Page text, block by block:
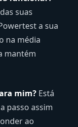
suas
a sua
na média
mantém
mim? Está
passo assim
ao